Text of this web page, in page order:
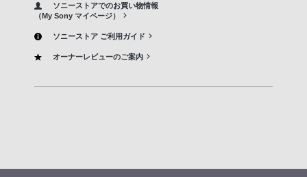
ソニーストアでのお買い物情報
（My Sony マイページ）
ソニーストア ご利用ガイド
オーナーレビューのご案内